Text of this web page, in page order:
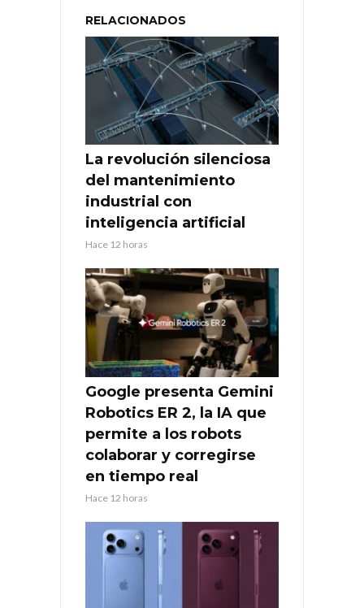
RELACIONADOS
La revolución silenciosa
del mantenimiento
industrial con
inteligencia artificial
Hace 12 horas
Google presenta Gemini
Robotics ER 2, la IA que
permite a los robots
colaborar y corregirse
en tiempo real
Hace 12 horas